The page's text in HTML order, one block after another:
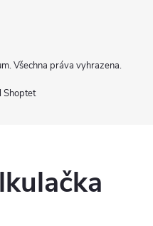
Shoptet
. Všechna práva vyhrazena.